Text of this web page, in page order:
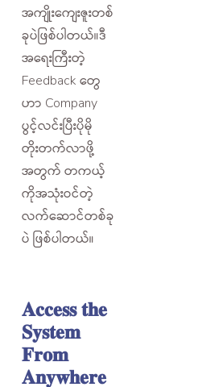
အကျိုးကျေးဇူးတစ်
ခုပဲဖြစ်ပါတယ်။ဒီ
အရေးကြီးတဲ့
Feedback တွေ
ဟာ Company
ပွင့်လင်းပြီးပိုမို
တိုးတက်လာဖို့
အတွက် တကယ့်
ကိုအသုံးဝင်တဲ့
လက်ဆောင်တစ်ခု
ပဲ ဖြစ်ပါတယ်။
𝐀𝐜𝐜𝐞𝐬𝐬 𝐭𝐡𝐞
𝐒𝐲𝐬𝐭𝐞𝐦
𝐅𝐫𝐨𝐦
𝐀𝐧𝐲𝐰𝐡𝐞𝐫𝐞